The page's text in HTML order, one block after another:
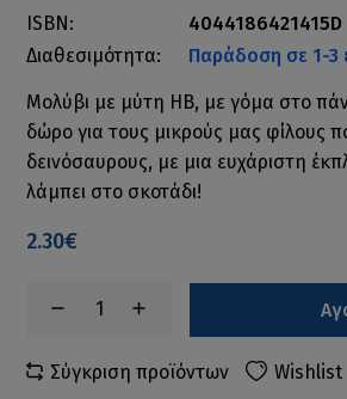
ISBN:
4044186421415D
Διαθεσιμότητα:
Παράδοση σε 1-3
Μολύβι με μύτη HB, με γόμα στο
δώρο για τους μικρούς μας φίλους
δεινόσαυρους, με μια ευχάριστη
λάμπει στο σκοτάδι!
2.30€
Σύγκριση προϊόντων Wishlist